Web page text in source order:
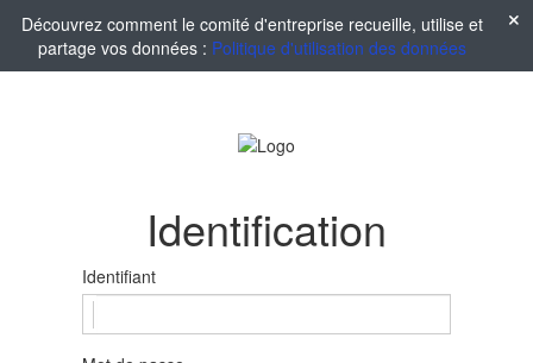
Découvrez comment le comité d'entreprise recueille, utilise et
partage vos données : Politique d'utilisation des données
Identification
Identifiant